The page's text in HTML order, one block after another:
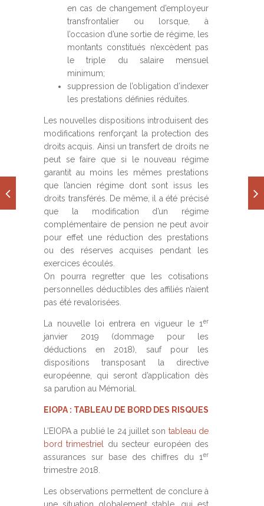
en cas de changement d’employeur
transfrontalier ou lorsque, à
l’occasion d’une sortie de régime, les
montants constitués n’excèdent pas
le triple du salaire mensuel
minimum;
suppression de l’obligation d’indexer
les prestations définies réduites.
Les nouvelles dispositions introduisent des
modifications renforçant la protection des
droits acquis. Ainsi un transfert de droits ne
peut se faire que si le nouveau régime
garantit au moins les mêmes prestations
que l’ancien régime dont sont issus les
droits transférés. De même, il a été précisé
que la modification d’un régime
complémentaire de pension ne peut avoir
pour effet une réduction des prestations
ou des réserves acquises pendant les
exercices écoulés.
On pourra regretter que les cotisations
personnelles déductibles des affiliés n’aient
pas été revalorisées.
La nouvelle loi entrera en vigueur le 1er
janvier 2019 (dommage pour les
déductions en 2018), sauf pour les
dispositions transposant la directive
européenne, qui seront d’application dès
sa parution au Mémorial.
EIOPA : TABLEAU DE BORD DES RISQUES
L’EIOPA a publié le 24 juillet son tableau de
bord trimestriel
du secteur européen des
assurances sur base des chiffres du 1er
trimestre 2018.
Les observations permettent de conclure à